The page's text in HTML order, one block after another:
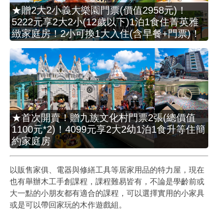
★贈2大2小義大樂園門票(價值2958元)！
5222元享2大2小(12歲以下)1泊1食住菁英雅
緻家庭房！2小可換1大入住(含早餐+門票)！
★首次開賣！贈九族文化村門票2張(總價值
1100元*2)！4099元享2大2幼1泊1食升等住簡
約家庭房
以販售家俱、電器與修繕工具等居家用品的特力屋，現在
也有舉辦木工手創課程，課程難易皆有，不論是學齡前或
大一點的小朋友都有適合的課程，可以選擇實用的小家具
或是可以帶回家玩的木作遊戲組。